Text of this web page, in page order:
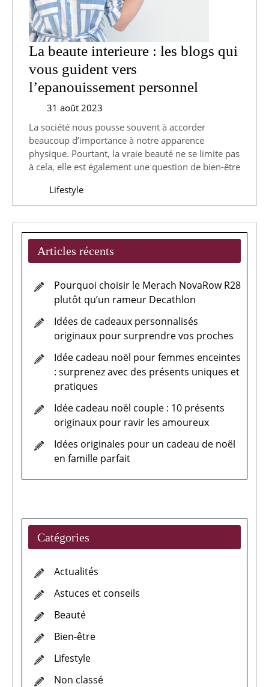
La beaute interieure : les blogs qui
vous guident vers
l’epanouissement personnel
interieure
:
les
guident
personnel
31 août 2023
2023
La société nous pousse souvent à accorder
beaucoup d’importance à notre apparence
physique. Pourtant, la vraie beauté ne se limite pas
à cela, elle est également une question de bien-être
Lifestyle
Articles récents
Pourquoi choisir le Merach NovaRow R28
plutôt qu’un rameur Decathlon
Idées de cadeaux personnalisés
originaux pour surprendre vos proches
Idée cadeau noël pour femmes enceintes
: surprenez avec des présents uniques et
pratiques
Idée cadeau noël couple : 10 présents
originaux pour ravir les amoureux
Idées originales pour un cadeau de noël
en famille parfait
Catégories
Actualités
Astuces et conseils
Beauté
Bien-être
Lifestyle
Non classé